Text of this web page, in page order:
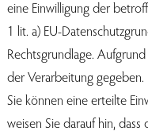
eine Einwilligung der
1 lit. a) EU-
Rechtsgrundlage.
der Verarbeitung gegeben.
Sie können eine erteilte
weisen Sie darauf hin,